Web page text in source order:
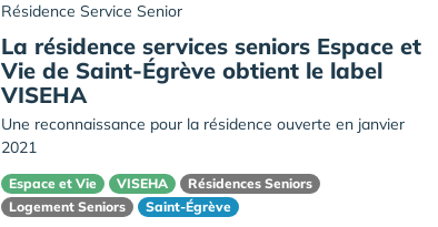
Résidence Service Senior
La résidence services seniors Espace et
Vie de Saint-Égrève obtient le label
VISEHA
Une reconnaissance pour la résidence ouverte en janvier
2021
Espace et Vie VISEHA
Résidences Seniors
Logement Seniors
Saint-Égrève